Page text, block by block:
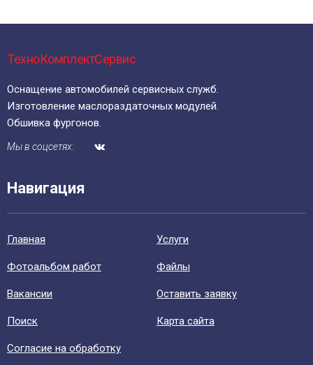
ТехноКомплектСервис
Оснащение автомобилей сервисных служб.
Изготовление маслораздаточных модулей.
Обшивка фургонов.
Мы в соцсетях:
Навигация
Главная Уcлуги
Фотоальбом работ Файлы
Вакансии Оставить заявку
Поиск Карта сайта
Согласие на обработку